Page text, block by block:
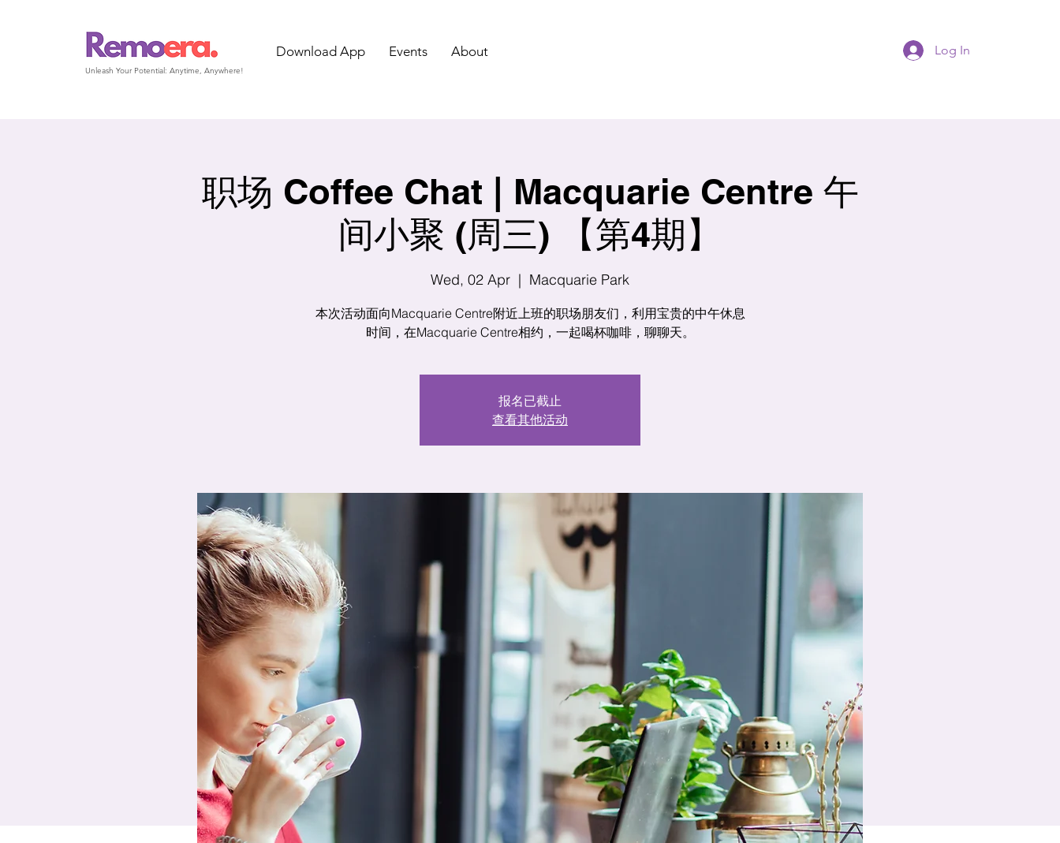
Download App Events About
Unleash Your Potential: Anytime, Anywhere!
Log In
职场 Coffee Chat | Macquarie Centre 午
间小聚 (周三) 【第4期】
Wed, 02 Apr
  |
Macquarie Park
本次活动面向Macquarie Centre附近上班的职场朋友们，利用宝贵的中午休息
时间，在Macquarie Centre相约，一起喝杯咖啡，聊聊天。
报名已截止
查看其他活动